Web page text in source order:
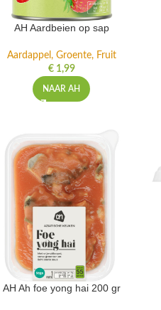
AH Aardbeien op sap
Aardappel, Groente, Fruit
€1,99
NAAR AH
AH Ah foe yong hai 200 gr